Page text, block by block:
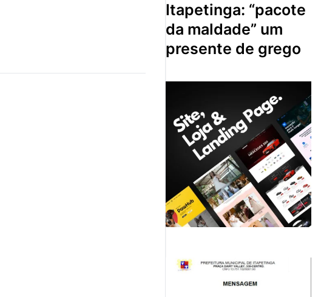
itapetinga: “pacote
da maldade” um
presente de grego